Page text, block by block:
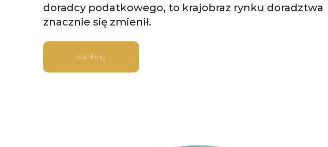
doradcy podatkowego, to krajobraz rynku doradztwa
znacznie się zmienił.
Ranking